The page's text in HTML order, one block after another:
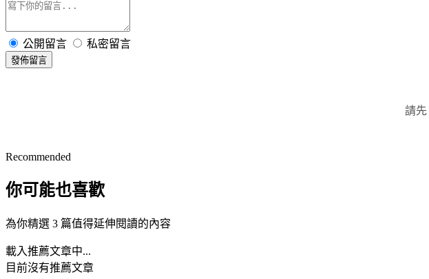
公開留言 私密留言
發佈留言
請先
Recommended
你可能也喜歡
為你精選 3 篇值得延伸閱讀的內容
載入推薦文章中...
目前沒有推薦文章